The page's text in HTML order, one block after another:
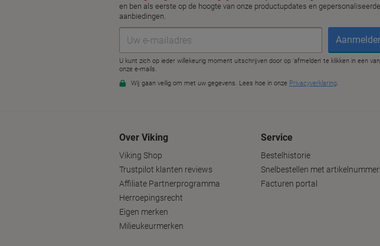
Over Viking
Viking Shop
Trustpilot klanten reviews
Affiliate Partnerprogramma
Herroepingsrecht
Eigen merken
Milieukeurmerken
Service
Bestelhistorie
Snelbestellen met artikelnummer
Facturen portal